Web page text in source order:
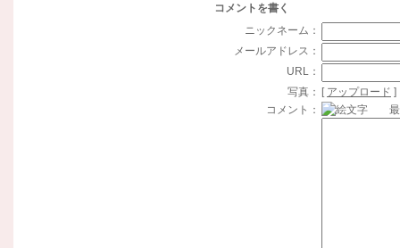
コメントを書く
ニックネーム：
メールアドレス：
URL：
写真：
[ アップロード ]
コメント：
最